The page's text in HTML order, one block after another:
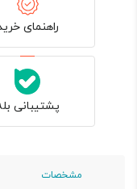
راهنمای
پشتیبانی
مشخصات